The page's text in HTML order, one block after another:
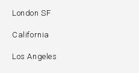
London SF
California
Los Angeles